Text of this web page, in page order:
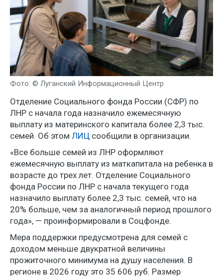
Фото: © Луганский Информационный Центр
Отделение Социального фонда России (СФР) по
ЛНР с начала года назначило ежемесячную
выплату из материнского капитала более 2,3 тыс.
семей. Об этом ЛИЦ сообщили в организации.
«Все больше семей из ЛНР оформляют
ежемесячную выплату из маткапитала на ребенка в
возрасте до трех лет. Отделение Социального
фонда России по ЛНР с начала текущего года
назначило выплату более 2,3 тыс. семей, что на
20% больше, чем за аналогичный период прошлого
года», — проинформировали в Соцфонде.
Мера поддержки предусмотрена для семей с
доходом меньше двукратной величины
прожиточного минимума на душу населения. В
регионе в 2026 году это 35 606 руб. Размер